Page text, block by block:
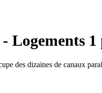
Logements 1
des dizaines de canaux